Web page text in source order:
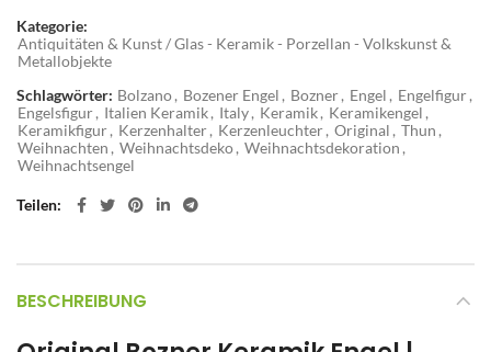
Kategorie:
Antiquitäten & Kunst / Glas - Keramik - Porzellan - Volkskunst &
Metallobjekte
Schlagwörter: Bolzano, Bozener Engel , Bozner, Engel , Engelfigur,
Engelsfigur, Italien Keramik, Italy, Keramik, Keramikengel ,
Keramikfigur, Kerzenhalter, Kerzenleuchter, Original , Thun ,
Weihnachten , Weihnachtsdeko, Weihnachtsdekoration ,
Weihnachtsengel
Teilen
BESCHREIBUNG